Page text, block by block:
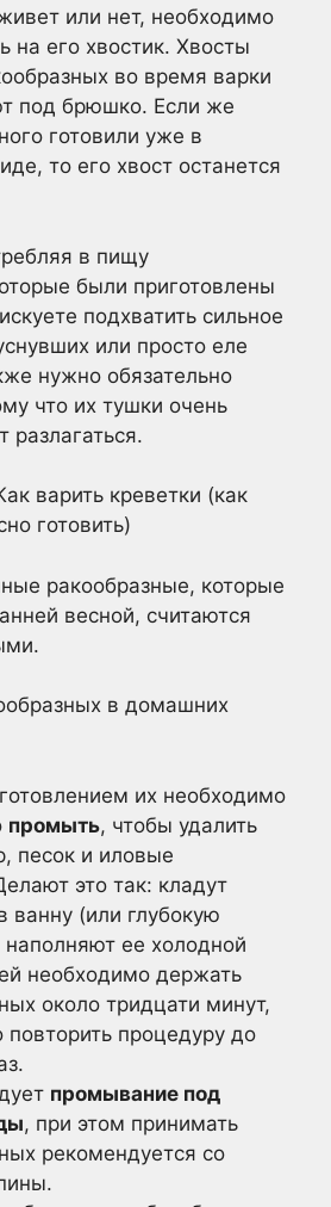
или нет, необходимо
на его хвостик. Хвосты
во время варки
под брюшко. Если же
готовили уже в
то его хвост останется
в пищу
были приготовлены
подхватить сильное
или просто еле
нужно обязательно
что их тушки очень
разлагаться.
варить креветки (как
готовить)
ракообразные, которые
весной, считаются
в домашних
их необходимо
промыть, чтобы удалить
песок и иловые
это так: кладут
ванну (или глубокую
наполняют ее холодной
необходимо держать
около тридцати минут,
повторить процедуру до
промывание под
, при этом принимать
рекомендуется со